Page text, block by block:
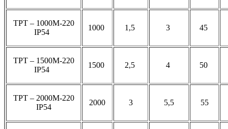
ТРТ – 1000М-220
IP54
1000 1,5 3 45
ТРТ – 1500М-220
IP54
1500 2,5 4 50
ТРТ – 2000М-220
IP54
2000 3 5,5 55